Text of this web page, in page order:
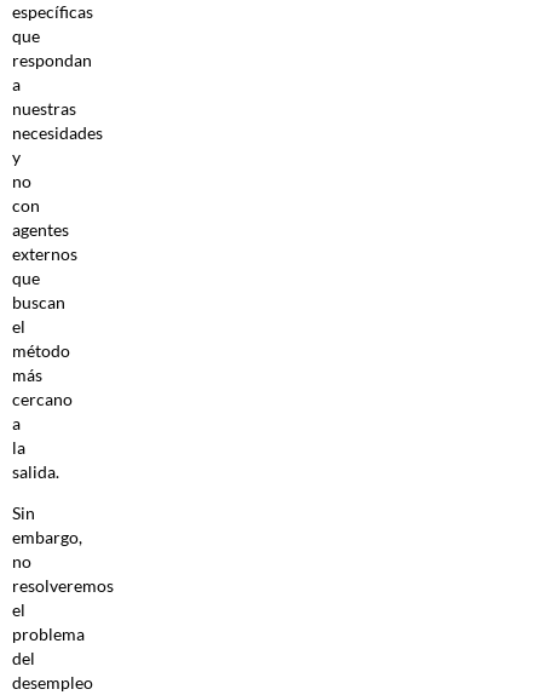
específicas
que
respondan
a
nuestras
necesidades
y
no
con
agentes
externos
que
buscan
el
método
más
cercano
a
la
salida.
Sin
embargo,
no
resolveremos
el
problema
del
desempleo